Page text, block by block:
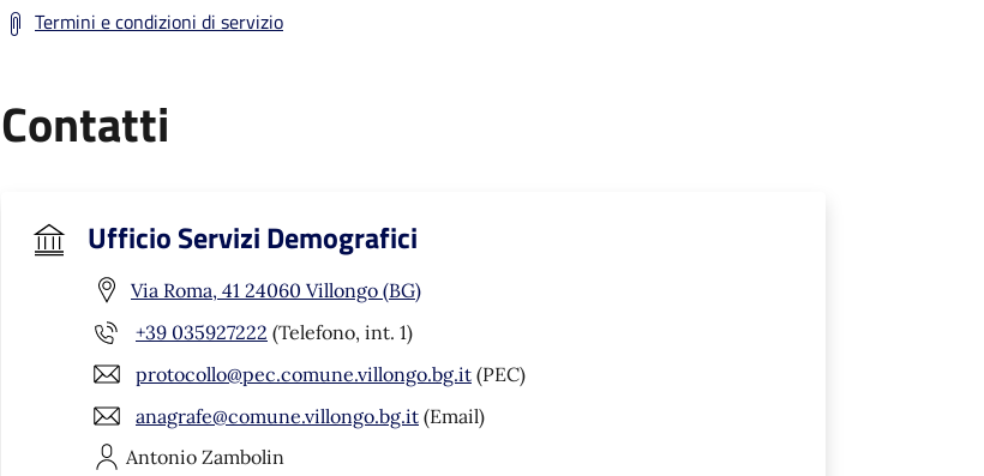
Termini e condizioni di servizio
Contatti
Ufficio Servizi Demografici
Via Roma, 41 24060 Villongo (BG)
+39 035927222 (Telefono, int. 1)
protocollo@pec.comune.villongo.bg.it (PEC)
anagrafe@comune.villongo.bg.it (Email)
Antonio Zambolin